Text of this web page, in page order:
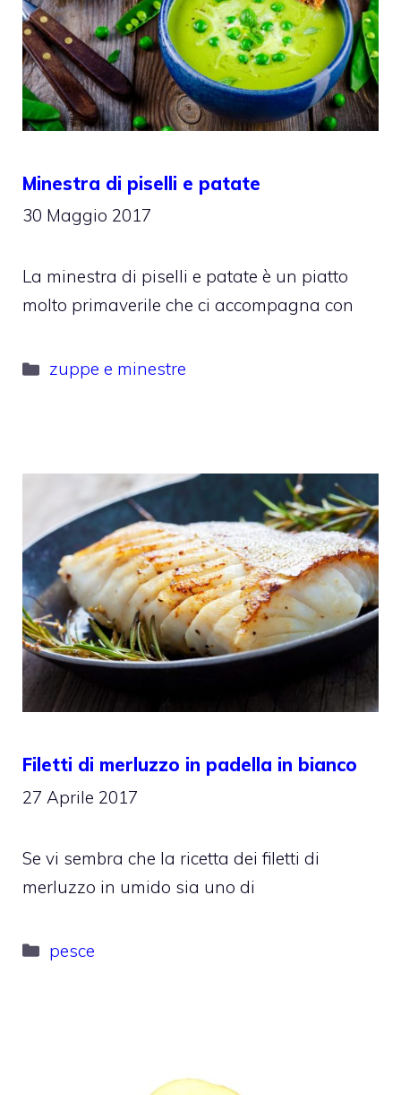
Minestra di piselli e patate
30 Maggio 2017
La minestra di piselli e patate è un piatto
molto primaverile che ci accompagna con
Categorie
zuppe e minestre
Filetti di merluzzo in padella in bianco
27 Aprile 2017
Se vi sembra che la ricetta dei filetti di
merluzzo in umido sia uno di
Categorie
pesce